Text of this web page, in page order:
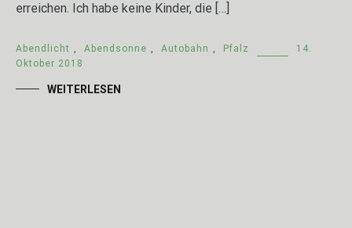
erreichen. Ich habe keine Kinder, die […]
Abendlicht , Abendsonne , Autobahn , Pfalz
14.
Oktober 2018
WEITERLESEN